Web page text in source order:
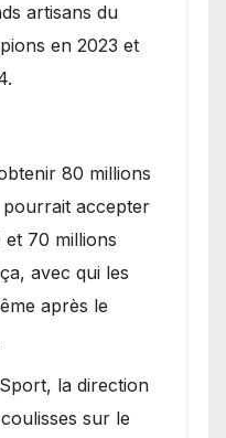
artisans du
en 2023 et
80 millions
pourrait accepter
70 millions
avec qui les
après le
la direction
sur le